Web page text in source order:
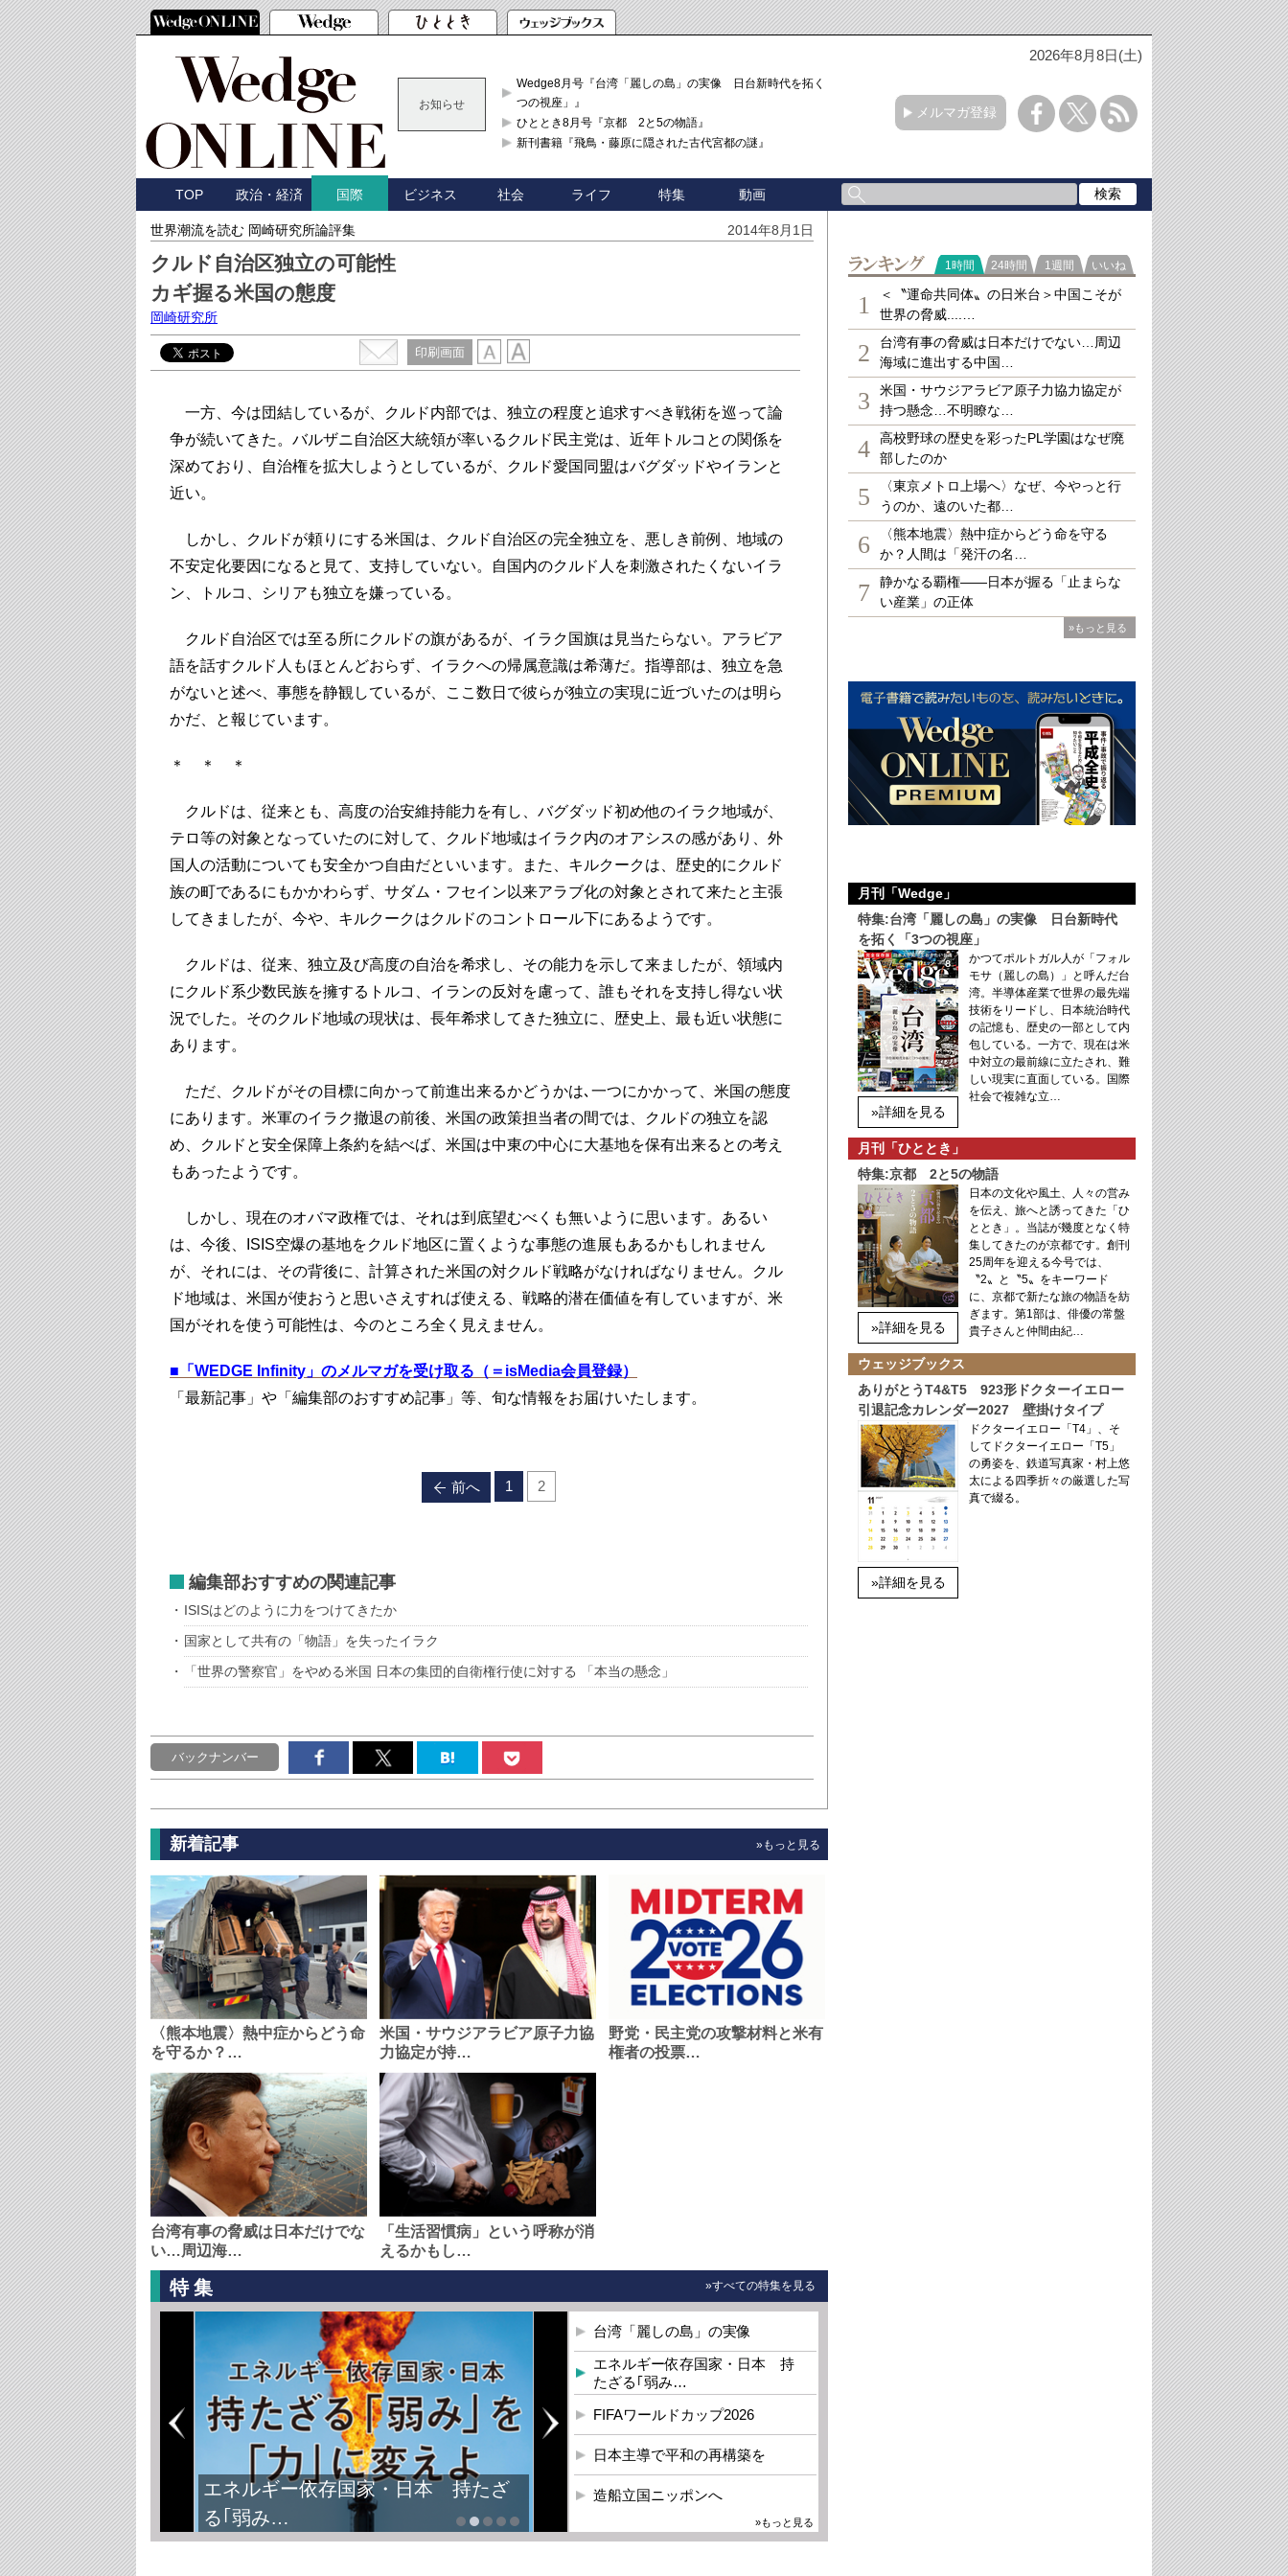
2026年8月8日(土)
お知らせ
Wedge8月号『台湾「麗しの島」の実像 日台新時代を拓く「3
つの視座」』
ひととき8月号『京都 2と5の物語』
新刊書籍『飛鳥・藤原に隠された古代宮都の謎』
メルマガ登録
TOP 政治・経済 国際 ビジネス 社会 ライフ 特集 動画
世界潮流を読む 岡崎研究所論評集 2014年8月1日
クルド自治区独立の可能性
カギ握る米国の態度
岡崎研究所
印刷画面
一方、今は団結しているが、クルド内部では、独立の程度と追求すべき戦術を巡って論
争が続いてきた。バルザニ自治区大統領が率いるクルド民主党は、近年トルコとの関係を
深めており、自治権を拡大しようとしているが、クルド愛国同盟はバグダッドやイランと
近い。
しかし、クルドが頼りにする米国は、クルド自治区の完全独立を、悪しき前例、地域の
不安定化要因になると見て、支持していない。自国内のクルド人を刺激されたくないイラ
ン、トルコ、シリアも独立を嫌っている。
クルド自治区では至る所にクルドの旗があるが、イラク国旗は見当たらない。アラビア
語を話すクルド人もほとんどおらず、イラクへの帰属意識は希薄だ。指導部は、独立を急
がないと述べ、事態を静観しているが、ここ数日で彼らが独立の実現に近づいたのは明ら
かだ、と報じています。
＊ ＊ ＊
クルドは、従来とも、高度の治安維持能力を有し、バグダッド初め他のイラク地域が、
テロ等の対象となっていたのに対して、クルド地域はイラク内のオアシスの感があり、外
国人の活動についても安全かつ自由だといいます。また、キルクークは、歴史的にクルド
族の町であるにもかかわらず、サダム・フセイン以来アラブ化の対象とされて来たと主張
してきましたが、今や、キルクークはクルドのコントロール下にあるようです。
クルドは、従来、独立及び高度の自治を希求し、その能力を示して来ましたが、領域内
にクルド系少数民族を擁するトルコ、イランの反対を慮って、誰もそれを支持し得ない状
況でした。そのクルド地域の現状は、長年希求してきた独立に、歴史上、最も近い状態に
あります。
ただ、クルドがその目標に向かって前進出来るかどうかは､一つにかかって、米国の態度
にあります。米軍のイラク撤退の前後、米国の政策担当者の間では、クルドの独立を認
め、クルドと安全保障上条約を結べば、米国は中東の中心に大基地を保有出来るとの考え
もあったようです。
しかし、現在のオバマ政権では、それは到底望むべくも無いように思います。あるい
は、今後、ISIS空爆の基地をクルド地区に置くような事態の進展もあるかもしれません
が、それには、その背後に、計算された米国の対クルド戦略がなければなりません。クル
ド地域は、米国が使おうと思いさえすれば使える、戦略的潜在価値を有していますが、米
国がそれを使う可能性は、今のところ全く見えません。
■ 「WEDGE Infinity」のメルマガを受け取る（＝isMedia会員登録）
「最新記事」や「編集部のおすすめ記事」等、旬な情報をお届けいたします。
前へ 1 2
編集部おすすめの関連記事
ISISはどのように力をつけてきたか
国家として共有の「物語」を失ったイラク
「世界の警察官」をやめる米国 日本の集団的自衛権行使に対する 「本当の懸念」
バックナンバー
新着記事 »もっと見る
〈熊本地震〉熱中症からどう命
を守るか？…
米国・サウジアラビア原子力協
力協定が持…
野党・民主党の攻撃材料と米有
権者の投票…
台湾有事の脅威は日本だけでな
い…周辺海…
「生活習慣病」という呼称が消
えるかもし…
特集 »すべての特集を見る
エネルギー依存国家・日本 持たざ
る｢弱み…
台湾「麗しの島」の実像
エネルギー依存国家・日本 持
たざる｢弱み…
FIFAワールドカップ2026
日本主導で平和の再構築を
造船立国ニッポンへ
»もっと見る
ランキング
1時間 24時間 1週間 いいね
1
＜〝運命共同体〟の日米台＞中国こそが
世界の脅威....…
2
台湾有事の脅威は日本だけでない…周辺
海域に進出する中国…
3
米国・サウジアラビア原子力協力協定が
持つ懸念…不明瞭な…
4
高校野球の歴史を彩ったPL学園はなぜ廃
部したのか
5
〈東京メトロ上場へ〉なぜ、今やっと行
うのか、遠のいた都…
6
〈熊本地震〉熱中症からどう命を守る
か？人間は「発汗の名…
7
静かなる覇権――日本が握る「止まらな
い産業」の正体
»もっと見る
月刊「Wedge」
特集:台湾「麗しの島」の実像 日台新時代
を拓く「3つの視座」
»詳細を見る
かつてポルトガル人が「フォル
モサ（麗しの島）」と呼んだ台
湾。半導体産業で世界の最先端
技術をリードし、日本統治時代
の記憶も、歴史の一部として内
包している。一方で、現在は米
中対立の最前線に立たされ、難
しい現実に直面している。国際
社会で複雑な立…
月刊「ひととき」
特集:京都 2と5の物語
»詳細を見る
日本の文化や風土、人々の営み
を伝え、旅へと誘ってきた「ひ
ととき」。当誌が幾度となく特
集してきたのが京都です。創刊
25周年を迎える今号では、
〝2〟と〝5〟をキーワード
に、京都で新たな旅の物語を紡
ぎます。第1部は、俳優の常盤
貴子さんと仲間由紀…
ウェッジブックス
ありがとうT4&T5 923形ドクターイエロー
引退記念カレンダー2027 壁掛けタイプ
»詳細を見る
ドクターイエロー「T4」、そ
してドクターイエロー「T5」
の勇姿を、鉄道写真家・村上悠
太による四季折々の厳選した写
真で綴る。